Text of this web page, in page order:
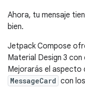
Ahora, tu mensaje
bien.
Jetpack Compose
Material Design 3
Mejorarás el aspecto
MessageCard con